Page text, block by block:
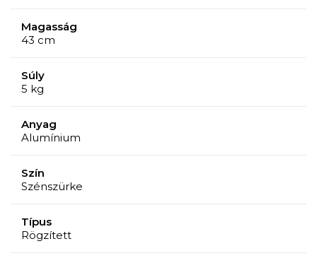
Magasság
43 cm
Súly
5 kg
Anyag
Alumínium
Szín
Szénszürke
Típus
Rögzített